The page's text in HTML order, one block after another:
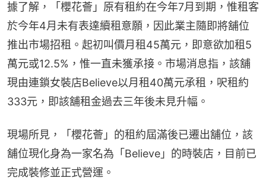
據了解，「櫻花薈」原有租約在今年7月到期，惟租客
於今年4月未有表達續租意願，因此業主隨即將舖位
推出市場招租。起初叫價月租45萬元，即意欲加租5
萬元或12.5%，惟一直未獲承接。市場消息指，該舖
現由連鎖女裝店Believe以月租40萬元承租，呎租約
333元，即該舖租金過去三年後未見升幅。
現場所見，「櫻花薈」的租約屆滿後已遷出舖位，該
舖位現化身為一家名為「Believe」的時裝店，目前已
完成裝修並正式營運。